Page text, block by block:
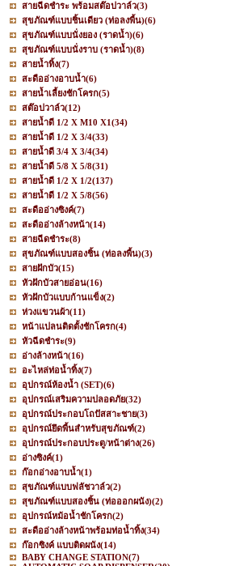
สายฉีดชำระ พร้อมสต๊อปวาล์ว(3)
สุขภัณฑ์แบบชิ้นเดียว (ท่อลงพื้น)(6)
สุขภัณฑ์แบบนั่งยอง (ราดน้ำ)(6)
สุขภัณฑ์แบบนั่งราบ (ราดน้ำ)(8)
สายน้ำทิ้ง(7)
สะดืออ่างอาบน้ำ(6)
สายน้ำเลี้ยงชักโครก(5)
สต๊อปวาล์ว(12)
สายน้ำดี 1/2 X M10 X1(34)
สายน้ำดี 1/2 X 3/4(33)
สายน้ำดี 3/4 X 3/4(34)
สายน้ำดี 5/8 X 5/8(31)
สายน้ำดี 1/2 X 1/2(137)
สายน้ำดี 1/2 X 5/8(56)
สะดืออ่างซิงค์(7)
สะดืออ่างล้างหน้า(14)
สายฉีดชำระ(8)
สุขภัณฑ์แบบสองชิ้น (ท่อลงพื้น)(3)
สายฝักบัว(15)
หัวฝักบัวสายอ่อน(16)
หัวฝักบัวแบบก้านแข็ง(2)
ห่วงแขวนผ้า(11)
หน้าแปลนติดตั้งชักโครก(4)
หัวฉีดชำระ(9)
อ่างล้างหน้า(16)
อะไหล่ท่อน้ำทิ้ง(7)
อุปกรณ์ห้องน้ำ (SET)(6)
อุปกรณ์เสริมความปลอดภัย(32)
อุปกรณ์ประกอบโถปัสสาะชาย(3)
อุปกรณ์ยึดพื้นสำหรับสุขภัณฑ์(2)
อุปกรณ์ประกอบประตู/หน้าต่าง(26)
อ่างซิงค์(1)
ก๊อกอ่างอาบน้ำ(1)
สุขภัณฑ์แบบฟลัชวาล์ว(2)
สุขภัณฑ์แบบสองชิ้น (ท่อออกผนัง)(2)
อุปกรณ์หม้อน้ำชักโครก(2)
สะดืออ่างล้างหน้าพร้อมท่อน้ำทิ้ง(34)
ก๊อกซิงค์ แบบติดผนัง(14)
BABY CHANGE STATION(7)